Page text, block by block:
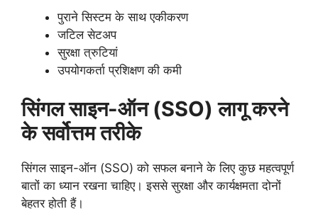
पुराने सिस्टम के साथ एकीकरण
जटिल सेटअप
सुरक्षा त्रुटियां
उपयोगकर्ता प्रशिक्षण की कमी
सिंगल साइन-ऑन (SSO) लागू करने
के सर्वोत्तम तरीके
सिंगल साइन-ऑन (SSO) को सफल बनाने के लिए कुछ महत्वपूर्ण
बातों का ध्यान रखना चाहिए। इससे सुरक्षा और कार्यक्षमता दोनों
बेहतर होती हैं।